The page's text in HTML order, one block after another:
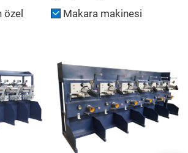
özel
Makara makinesi